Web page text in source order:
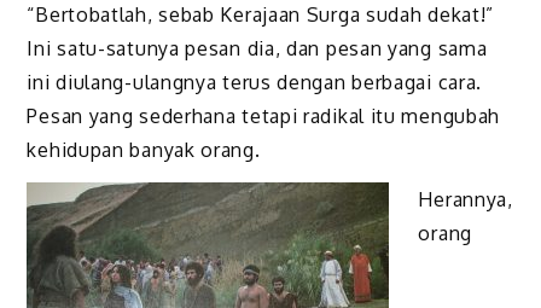
“Bertobatlah, sebab Kerajaan Surga sudah dekat!”
Ini satu-satunya pesan dia, dan pesan yang sama
ini diulang-ulangnya terus dengan berbagai cara.
Pesan yang sederhana tetapi radikal itu mengubah
kehidupan banyak orang.
Herannya,
orang